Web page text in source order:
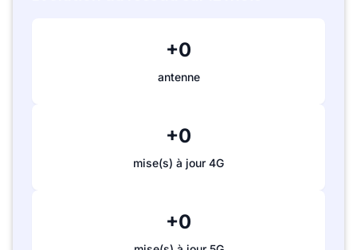
+0
antenne
+0
mise(s) à jour 4G
+0